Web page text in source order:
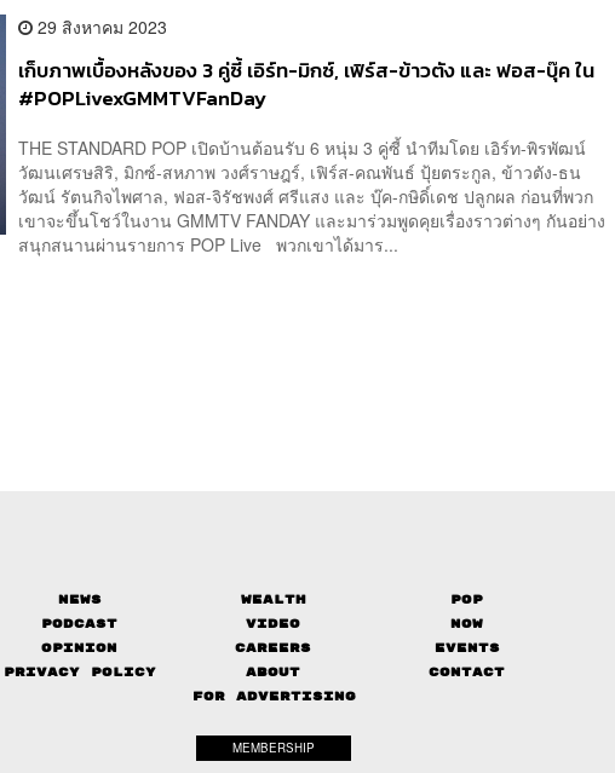
29 สิงหาคม 2023
เก็บภาพเบื้องหลังของ 3 คู่ซี้ เอิร์ท-มิกซ์, เฟิร์ส-ข้าวตัง และ ฟอส-บุ๊ค ใน
#POPLivexGMMTVFanDay
THE STANDARD POP เปิดบ้านต้อนรับ 6 หนุ่ม 3 คู่ซี้ นำทีมโดย เอิร์ท-พิรพัฒน์
วัฒนเศรษสิริ, มิกซ์-สหภาพ วงศ์ราษฎร์, เฟิร์ส-คณพันธ์ ปุ้ยตระกูล, ข้าวตัง-ธน
วัฒน์ รัตนกิจไพศาล, ฟอส-จิรัชพงศ์ ศรีแสง และ บุ๊ค-กษิดิ์เดช ปลูกผล ก่อนที่พวก
เขาจะขึ้นโชว์ในงาน GMMTV FANDAY และมาร่วมพูดคุยเรื่องราวต่างๆ กันอย่าง
สนุกสนานผ่านรายการ POP Live พวกเขาได้มาร...
News Wealth
Pop
Podcast
Video
Now
Opinion
Careers
Events
Privacy Policy
About
Contact
FOR ADVERTISING
MEMBERSHIP